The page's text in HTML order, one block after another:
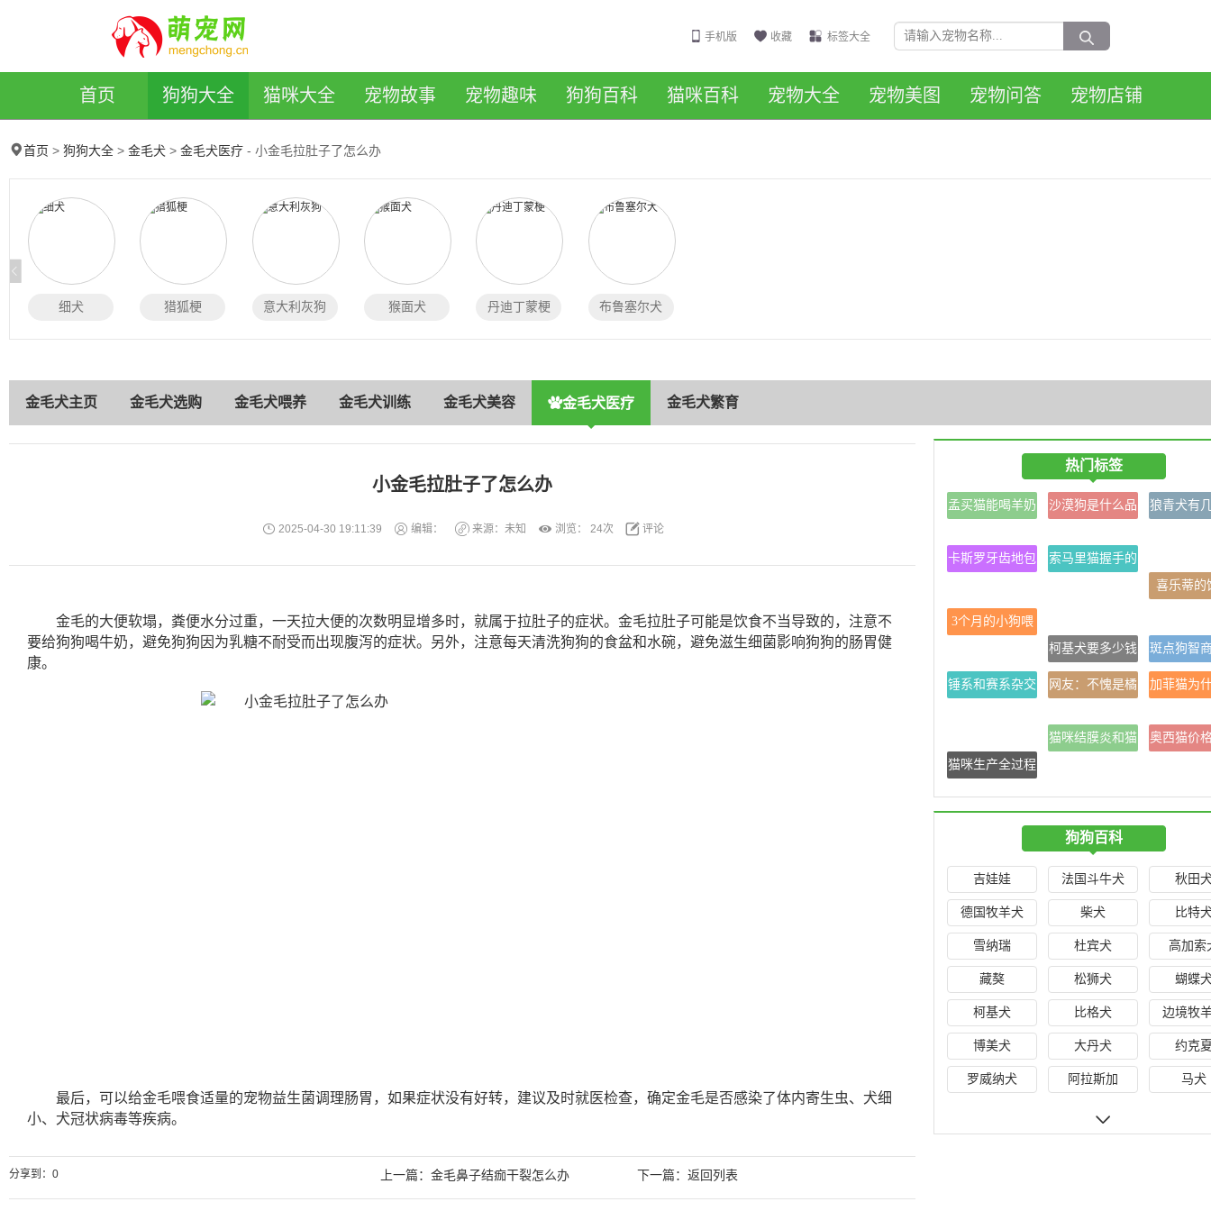
手机版 收藏 标签大全
首页 狗狗大全 猫咪大全 宠物故事 宠物趣味 狗狗百科 猫咪百科 宠物大全 宠物美图 宠物问答 宠物店铺
首页 > 狗狗大全 > 金毛犬 > 金毛犬医疗 - 小金毛拉肚子了怎么办
细犬 猎狐梗 意大利灰狗 猴面犬 丹迪丁蒙梗 布鲁塞尔犬
金毛犬主页 金毛犬选购 金毛犬喂养 金毛犬训练 金毛犬美容 金毛犬医疗 金毛犬繁育
小金毛拉肚子了怎么办
2025-04-30 19:11:39 编辑： 来源：未知 浏览： 24次 评论
金毛的大便软塌，粪便水分过重，一天拉大便的次数明显增多时，就属于拉肚子的症状。金毛拉肚子可能是饮食不当导致的，注意不
要给狗狗喝牛奶，避免狗狗因为乳糖不耐受而出现腹泻的症状。另外，注意每天清洗狗狗的食盆和水碗，避免滋生细菌影响狗狗的肠胃健
康。
最后，可以给金毛喂食适量的宠物益生菌调理肠胃，如果症状没有好转，建议及时就医检查，确定金毛是否感染了体内寄生虫、犬细
小、犬冠状病毒等疾病。
分享到： 0 上一篇：金毛鼻子结痂干裂怎么办 下一篇：返回列表
热门标签
孟买猫能喝羊奶
沙漠狗是什么品
狼青犬有
卡斯罗牙齿地包
索马里猫握手的
喜乐蒂的
3个月的小狗喂
柯基犬要多少钱 斑点狗智
锤系和赛系杂交
网友：不愧是橘
加菲猫为
猫咪生产全过程
猫咪结膜炎和猫
奥西猫价
狗狗百科
吉娃娃 法国斗牛犬 秋田
德国牧羊犬 柴犬 比特
雪纳瑞 杜宾犬 高加索
藏獒 松狮犬 蝴蝶
柯基犬 比格犬 边境牧
博美犬 大丹犬 约克
罗威纳犬 阿拉斯加 马犬